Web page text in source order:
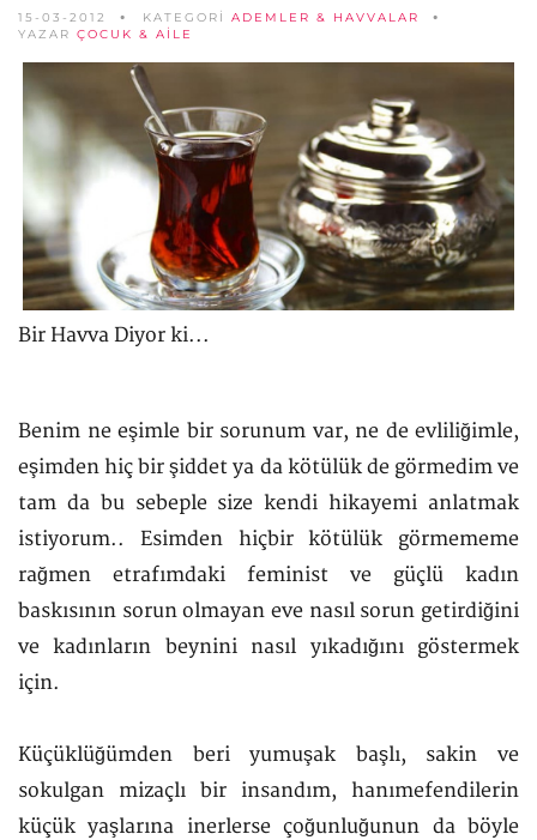
15-03-2012 KATEGORİ ADEMLER & HAVVALAR
YAZAR ÇOCUK & AILE
Bir Havva Diyor ki...
Benim ne eşimle bir sorunum var, ne de evliliğimle,
eşimden hiç bir şiddet ya da kötülük de görmedim ve
tam da bu sebeple size kendi hikayemi anlatmak
istiyorum.. Esimden hiçbir kötülük görmememe
rağmen etrafımdaki feminist ve güçlü kadın
baskısının sorun olmayan eve nasıl sorun getirdiğini
ve kadınların beynini nasıl yıkadığını göstermek
için.
Küçüklüğümden beri yumuşak başlı, sakin ve
sokulgan mizaçlı bir insandım, hanımefendilerin
küçük yaşlarına inerlerse çoğunluğunun da böyle